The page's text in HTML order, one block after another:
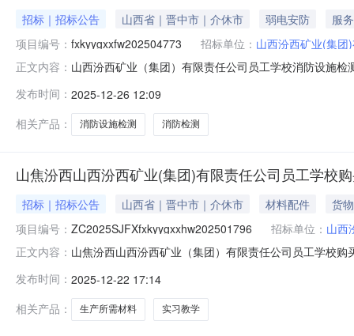
招标｜招标公告 山西省｜晋中市｜介休市 弱电安防
服务
项目编号： fxkyygxxfw202504773 招标单位： 山西汾西矿业(集团
正文内容： 山西汾西矿业（集团）有限责任公司员工学校消防设施
防设施检测项目。1.2采购人：山西汾西矿业（集团）有
设施进行消防
发布时间： 2025-12-26 12:09
相关产品：
消防设施检测 消防检测
山焦汾西山西汾西矿业(集团)有限责任公司员工学校
招标｜招标公告 山西省｜晋中市｜介休市 材料配件
货物
项目编号： ZC2025SJFXfxkyygxxhw202501796 招标单位： 山西
正文内容： 山焦汾西山西汾西矿业（集团）有限责任公司员工学校
称：购买实习工厂生产所需材料。1.2采购人：山西汾西
常开展
发布时间： 2025-12-22 17:14
相关产品：
生产所需材料 实习教学